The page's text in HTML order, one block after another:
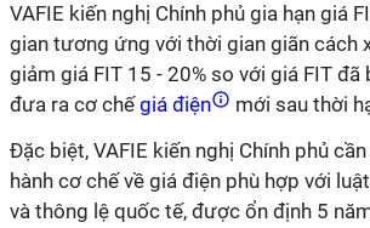
VAFIE kiến nghị Chính phủ gia hạn giá
gian tương ứng với thời gian giãn cách
giảm giá FIT 15 - 20% so với giá FIT đã
đưa ra cơ chếgiá điện
mới sau thời
Đặc biệt, VAFIE kiến nghị Chính phủ
hành cơ chế về giá điện phù hợp với
và thông lệ quốc tế, được ổn định 5